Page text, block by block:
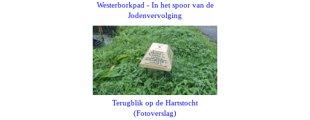
Westerborkpad - In het spoor van de
Jodenvervolging
Terugblik op de Hartstocht
(Fotoverslag)